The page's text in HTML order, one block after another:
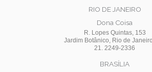
RIO DE JANEIRO
Dona Coisa
R. Lopes Quintas, 153
Jardim Botânico, Rio de
21. 2249-2336
BRASÍLIA